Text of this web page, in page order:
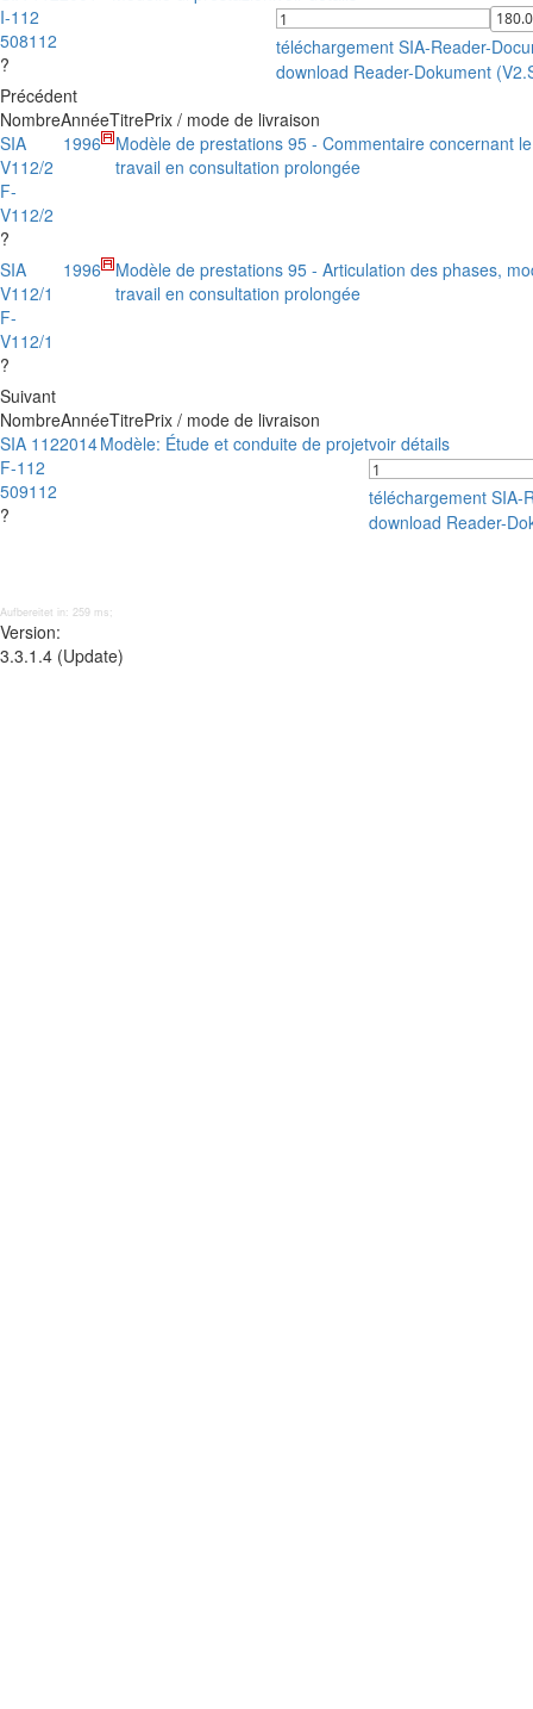
I-112
508112
?
téléchargement SIA-Reader-
download Reader-Dokument
Précédent
NombreAnnéeTitrePrix / mode de livraison
SIA
V112/2
F-
V112/2
?
1996
Modèle de prestations 95 - Commentaire concernant
travail en consultation prolongée
SIA
V112/1
F-
V112/1
?
1996
Modèle de prestations 95 - Articulation des phases,
travail en consultation prolongée
Suivant
NombreAnnéeTitrePrix / mode de livraison
SIA 112
F-112
509112
?
2014Modèle: Étude et conduite de projetvoir détails
téléchargement SIA-
download Reader-
Aufbereitet in: 259 ms;
Version:
3.3.1.4 (Update)